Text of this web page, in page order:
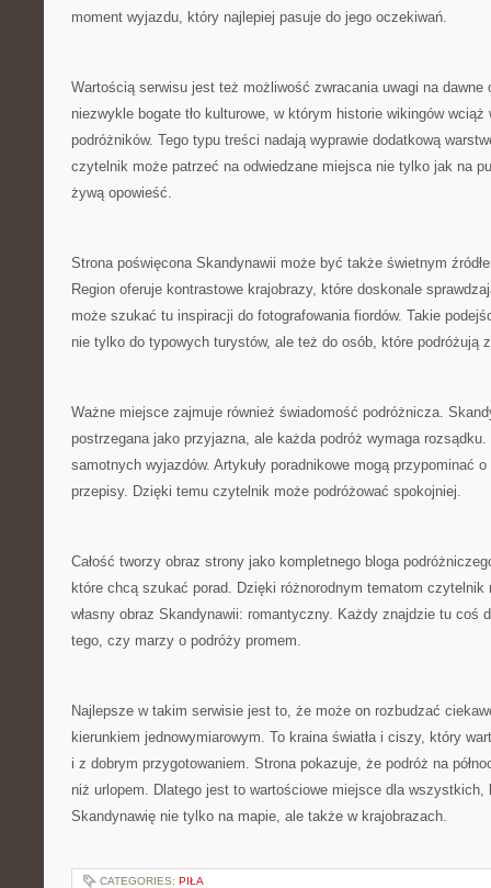
moment wyjazdu, który najlepiej pasuje do jego oczekiwań.
Wartością serwisu jest też możliwość zwracania uwagi na dawne
niezwykle bogate tło kulturowe, w którym historie wikingów wciąż
podróżników. Tego typu treści nadają wyprawie dodatkową
czytelnik może patrzeć na odwiedzane miejsca nie tylko jak na
żywą opowieść.
Strona poświęcona Skandynawii może być także świetnym
Region oferuje kontrastowe krajobrazy, które doskonale
może szukać tu inspiracji do fotografowania fiordów. Takie
nie tylko do typowych turystów, ale też do osób, które podróżują
Ważne miejsce zajmuje również świadomość podróżnicza.
postrzegana jako przyjazna, ale każda podróż wymaga
samotnych wyjazdów. Artykuły poradnikowe mogą przypominać
przepisy. Dzięki temu czytelnik może podróżować spokojniej.
Całość tworzy obraz strony jako kompletnego bloga
które chcą szukać porad. Dzięki różnorodnym tematom czytelnik
własny obraz Skandynawii: romantyczny. Każdy znajdzie tu coś
tego, czy marzy o podróży promem.
Najlepsze w takim serwisie jest to, że może on rozbudzać
kierunkiem jednowymiarowym. To kraina światła i ciszy, który
i z dobrym przygotowaniem. Strona pokazuje, że podróż na
niż urlopem. Dlatego jest to wartościowe miejsce dla
Skandynawię nie tylko na mapie, ale także w krajobrazach.
CATEGORIES: PIŁA